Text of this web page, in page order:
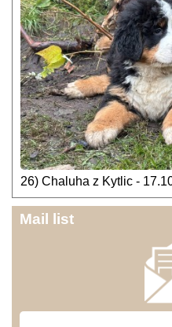
26) Chaluha z Kytlic -
Mail list